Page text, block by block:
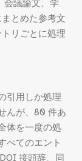
会議論文、学
とめた参考文
リごとに処理
引用しか処理
んが、80 件あ
体を一度の処
べてのエント
接頭辞、同